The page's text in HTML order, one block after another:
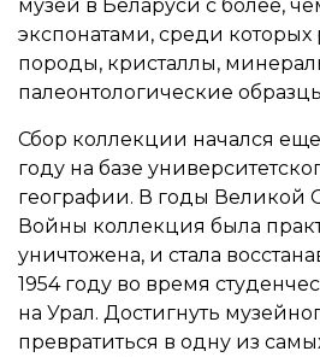
музей в Беларуси с более,
экспонатами, среди
породы, кристаллы,
палеонтологические
Сбор коллекции начался
году на базе
географии. В годы Великой
Войны коллекция была
уничтожена, и стала
1954 году во время
на Урал. Достигнуть
превратиться в одну из